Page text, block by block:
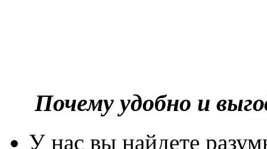
Почему удобно и
У нас вы найдете